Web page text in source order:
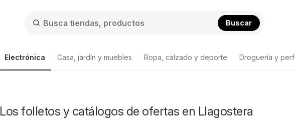
Buscar
Electrónica Casa, jardín y muebles Ropa, calzado y deporte Droguería y
Los folletos y catálogos de ofertas en Llagostera